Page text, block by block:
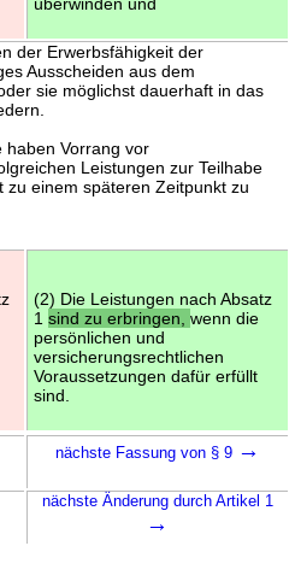
der Erwerbsfähigkeit der
Ausscheiden aus dem
sie möglichst dauerhaft in das
Vorrang vor
Leistungen zur Teilhabe
zu einem späteren Zeitpunkt zu
(2) Die Leistungen nach Absatz
1 sind zu erbringen, wenn die
persönlichen und
versicherungsrechtlichen
Voraussetzungen dafür erfüllt
sind.
nächste Fassung von § 9 →
nächste Änderung durch Artikel 1
→